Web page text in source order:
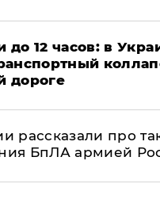
до 12 часов: в
дороге
рассказали про
БпЛА армией